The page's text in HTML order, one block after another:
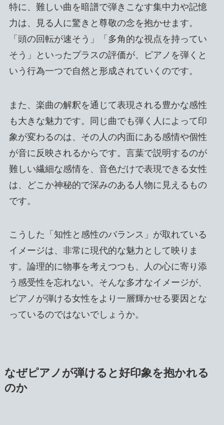
特に、難しい曲を暗譜で弾きこなす集中力や記憶
力は、見る人に驚きと尊敬の念を抱かせます。
「頭の回転が速そう」「多角的な視点を持ってい
そう」といったプラスの評価が、ピアノを弾くと
いう行為一つで自然と形成されていくのです。
また、楽曲の解釈を通じて表現される豊かな感性
も大きな魅力です。同じ曲でも弾く人によって印
象が変わるのは、その人の内面にある感情や個性
が音に反映されるからです。言葉で説明するのが
難しい繊細な感情を、音色だけで表現できる女性
は、どこか神秘的で深みのある人物に見えるもの
です。
こうした「知性と感性のバランス」が取れている
イメージは、非常に現代的な魅力として映りま
す。論理的に物事を考えつつも、人の心に寄り添
う感受性を忘れない。そんな多才なイメージが、
ピアノが弾ける女性をより一層輝かせる要因とな
っているのではないでしょうか。
なぜピアノが弾けると好印象を抱かれる
のか